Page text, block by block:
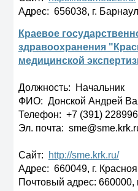
Адрес: 656038, г.
Краевое
здравоохранения
медицинской
Должность: Начальник
ФИО: Донской Андрей
Телефон: +7 (391)
Эл. почта:
Сайт: http://sme.krk.ru/
Адрес: 660049, г.
Почтовый адрес: 660000,